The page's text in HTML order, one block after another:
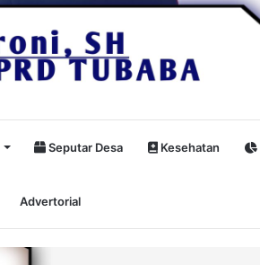
Seputar Desa Kesehatan
Advertorial